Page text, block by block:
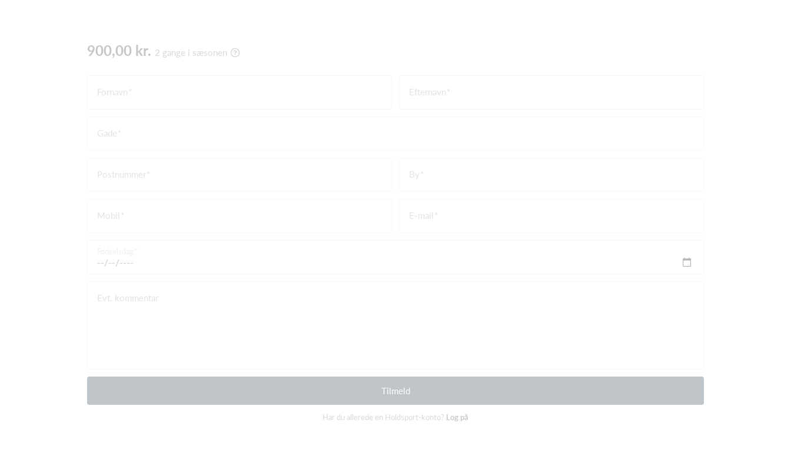
900,00 kr. 2 gange i sæsonen
Fornavn Efternavn
Gade
Postnummer By
Mobil E-mail
Evt. kommentar
Tilmeld
Har du allerede en Holdsport-konto? Log på